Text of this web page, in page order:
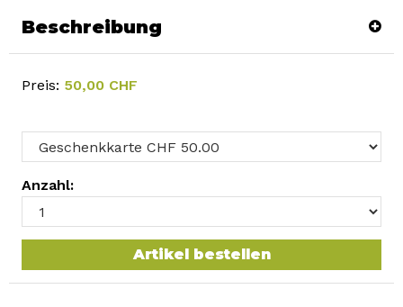
Beschreibung
Preis: 50,00 CHF
Anzahl:
Artikel bestellen